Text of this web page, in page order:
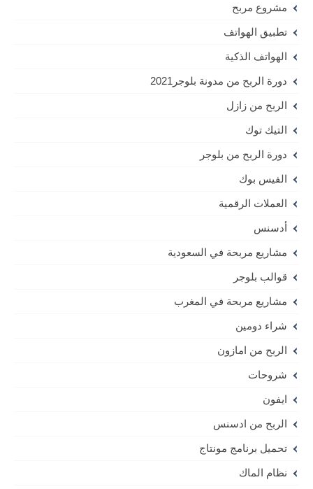
مشروع مربح
تطبيق الهواتف
الهواتف الذكية
دورة الربح من مدونة بلوجر2021
الربح من زازل
التيك توك
دورة الربح من بلوجر
الفيس بوك
العملات الرقمية
أدسنس
مشاريع مربحة في السعودية
قوالب بلوجر
مشاريع مربحة في المغرب
شراء دومين
الربح من امازون
شروحات
ايفون
الربح من ادسنس
تحميل برنامج مونتاج
نظام الماك